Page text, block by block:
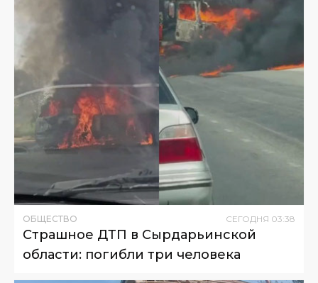
ОБЩЕСТВО СЕГОДНЯ 03:38
Страшное ДТП в Сырдарьинской
области: погибли три человека